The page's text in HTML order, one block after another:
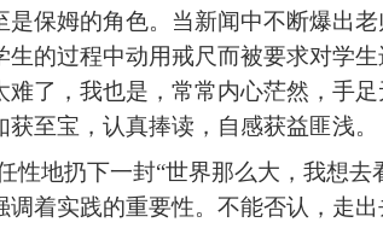
保姆的角色。当新闻中不断爆出
的过程中动用戒尺而被要求对学
了， 我也是， 常常内心茫然，手足
获至宝，认真捧读，自感获益匪浅。
性地扔下一封“世界那么大，我想去
着实践的重要性。不能否认，走